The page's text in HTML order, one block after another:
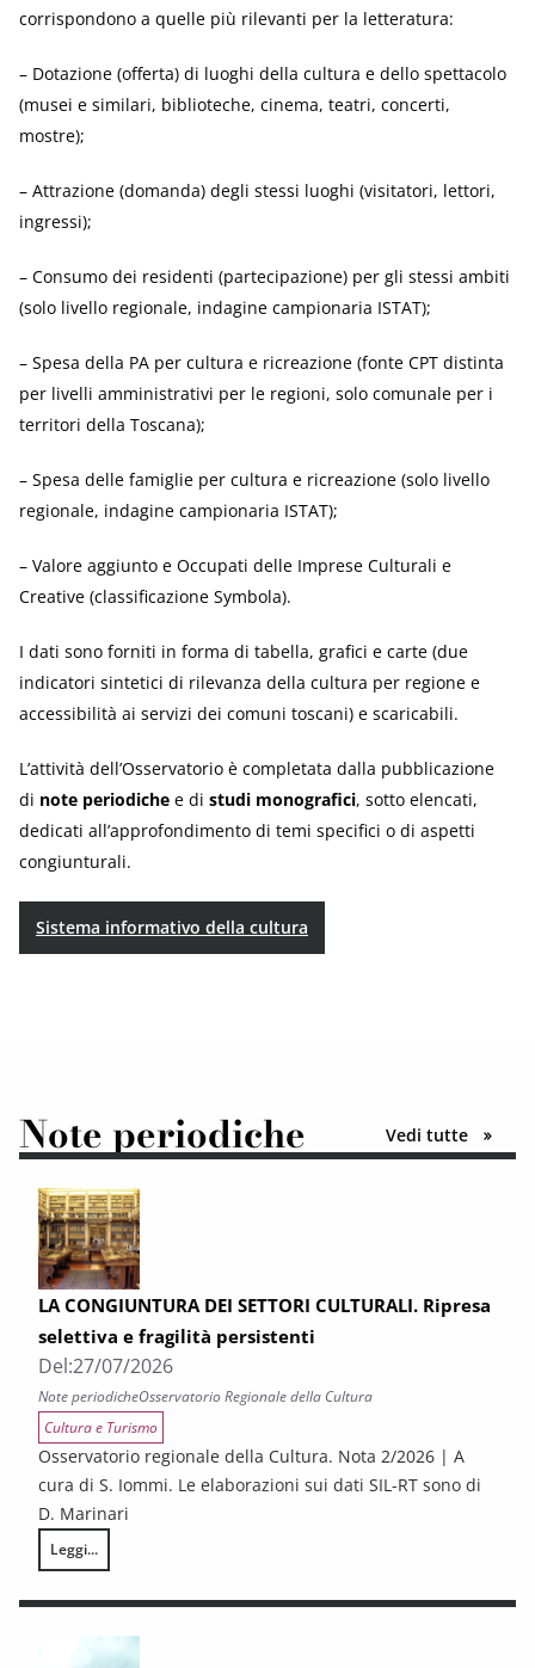
corrispondono a quelle più rilevanti per la letteratura:
– Dotazione (offerta) di luoghi della cultura e dello spettacolo
(musei e similari, biblioteche, cinema, teatri, concerti,
mostre);
– Attrazione (domanda) degli stessi luoghi (visitatori, lettori,
ingressi);
– Consumo dei residenti (partecipazione) per gli stessi ambiti
(solo livello regionale, indagine campionaria ISTAT);
– Spesa della PA per cultura e ricreazione (fonte CPT distinta
per livelli amministrativi per le regioni, solo comunale per i
territori della Toscana);
– Spesa delle famiglie per cultura e ricreazione (solo livello
regionale, indagine campionaria ISTAT);
– Valore aggiunto e Occupati delle Imprese Culturali e
Creative (classificazione Symbola).
I dati sono forniti in forma di tabella, grafici e carte (due
indicatori sintetici di rilevanza della cultura per regione e
accessibilità ai servizi dei comuni toscani) e scaricabili.
L’attività dell’Osservatorio è completata dalla pubblicazione
di note periodiche e di studi monografici, sotto elencati,
dedicati all’approfondimento di temi specifici o di aspetti
congiunturali.
Sistema informativo della cultura
Note periodiche Vedi tuttele
LA CONGIUNTURA DEI SETTORI CULTURALI. Ripresa
selettiva e fragilità persistenti
Del:27/07/2026
Note periodicheOsservatorio Regionale della Cultura
Cultura e Turismo
Osservatorio regionale della Cultura. Nota 2/2026 | A
cura di S. Iommi. Le elaborazioni sui dati SIL-RT sono di
D. Marinari
Leggi...
LA CONGIUNTURA DEI SETTORI CULTURALI. Ripresa selettiva e